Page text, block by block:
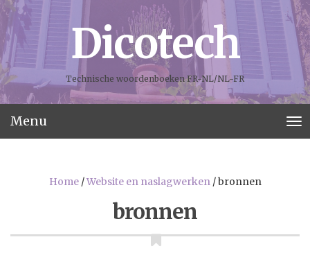
Dicotech
Technische woordenboeken FR-NL/NL-FR
T
o
Menu
Home/Website en naslagwerken/bronnen
bronnen